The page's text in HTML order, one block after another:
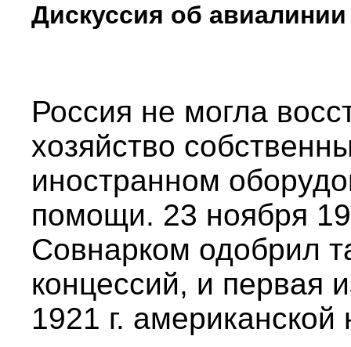
Дискуссия об авиалинии
Россия не могла
хозяйство
иностранном
помощи. 23 ноября
Совнарком одобрил
концессий, и первая
1921 г.